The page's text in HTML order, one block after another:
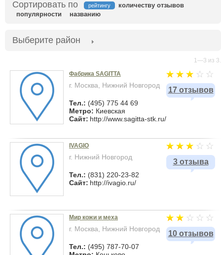
Сортировать по рейтингу
количеству отзывов
популярности
названию
Выберите район
1—3 из 3.
17 отзывов
Фабрика SAGITTA
г. Москва, Нижний Новгород
Тел.: (495) 775 44 69
Метро: Киевская
Сайт: http://www.sagitta-stk.ru/
3 отзыва
IVAGIO
г. Нижний Новгород
Тел.: (831) 220-23-82
Сайт: http://ivagio.ru/
10 отзывов
Мир кожи и меха
г. Москва, Нижний Новгород
Тел.: (495) 787-70-07